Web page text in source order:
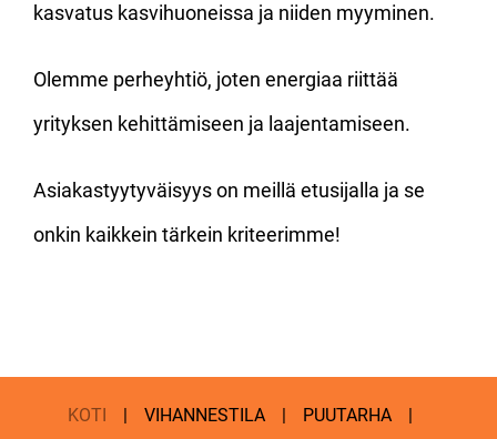
kasvatus kasvihuoneissa ja niiden myyminen.
Olemme perheyhtiö, joten energiaa riittää
yrityksen kehittämiseen ja laajentamiseen.
Asiakastyytyväisyys on meillä etusijalla ja se
onkin kaikkein tärkein kriteerimme!
KOTI VIHANNESTILA PUUTARHA